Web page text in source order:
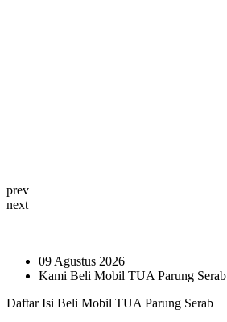
prev
next
09 Agustus 2026
Kami Beli Mobil TUA Parung Serab
Daftar Isi Beli Mobil TUA Parung Serab